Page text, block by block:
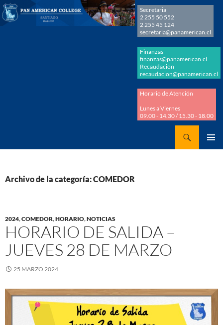
Secretaria
2 255 50 552
2 255 45 124
secretaria@panamerican.cl
Finanzas
finanzas@panamerican.cl
Recaudación
recaudacion@panamerican.cl
Horario de Atención
Lunes a Viernes
09.00 - 14.30 / 15.30 - 18.00
Archivo de la categoría: COMEDOR
2024,COMEDOR,HORARIO,NOTICIAS
HORARIO DE SALIDA –
JUEVES 28 DE MARZO
25 MARZO 2024